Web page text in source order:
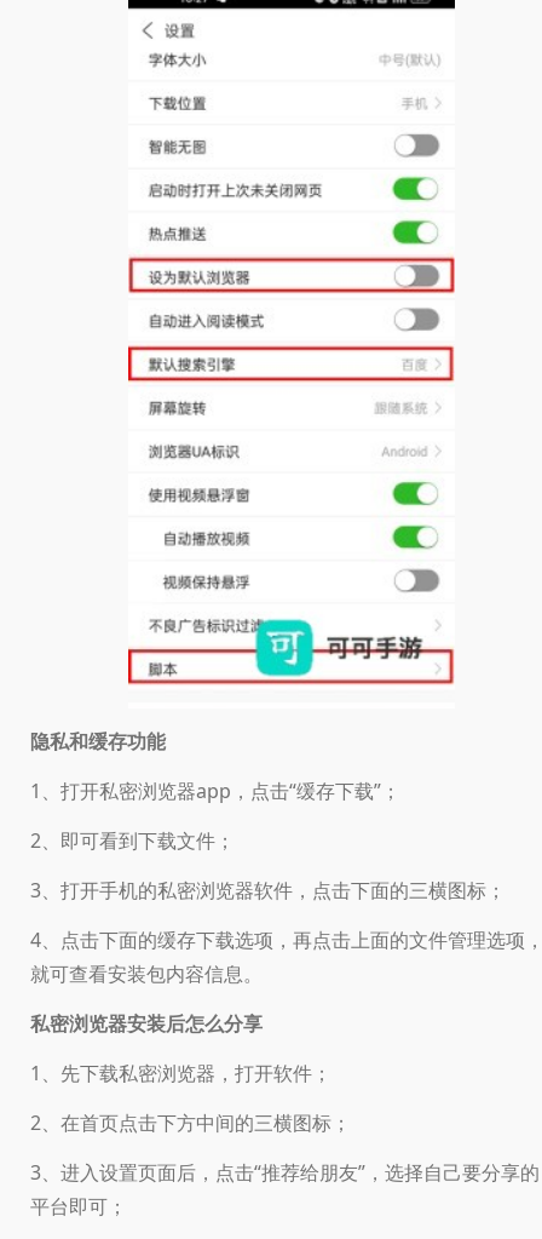
隐私和缓存功能
1、打开私密浏览器app，点击“缓存下载”；
2、即可看到下载文件；
3、打开手机的私密浏览器软件，点击下面的三横图标；
4、点击下面的缓存下载选项，再点击上面的文件管理选项
就可查看安装包内容信息。
私密浏览器安装后怎么分享
1、先下载私密浏览器，打开软件；
2、在首页点击下方中间的三横图标；
3、进入设置页面后，点击“推荐给朋友”，选择自己要分享的
平台即可；